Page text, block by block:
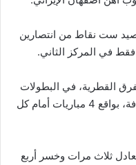
ست نقاط من انتصارين
فقط في المركز الثاني.
أمام الفرق القطرية، في البطولات
الآسيوية، كان أكثرها ضد الجيش والغرافة، بواقع 4 مباريات أمام كل
ثلاث مرات وخسر أربع